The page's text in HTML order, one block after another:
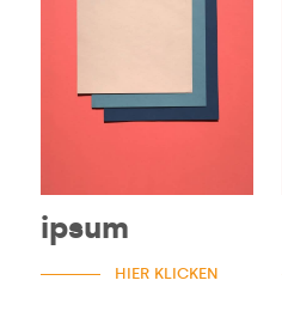
ipsum
HIER KLICKEN